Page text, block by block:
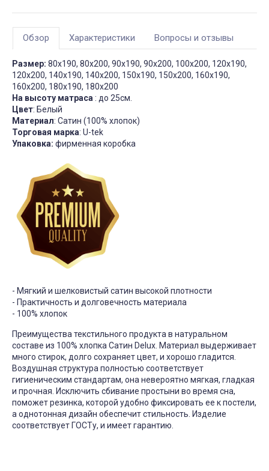
Обзор Характеристики Вопросы и отзывы
Размер: 80х190, 80х200, 90х190, 90х200, 100х200, 120х190,
120х200, 140х190, 140х200, 150х190, 150х200, 160х190,
160х200, 180х190, 180х200
На высоту матраса: до 25см.
Цвет: Белый
Материал: Сатин (100% хлопок)
Торговая марка: U-tek
Упаковка: фирменная коробка
- Мягкий и шелковистый сатин высокой плотности
- Практичность и долговечность материала
- 100% хлопок
Преимущества текстильного продукта в натуральном
составе из 100% хлопка Сатин Delux. Материал выдерживает
много стирок, долго сохраняет цвет, и хорошо гладится.
Воздушная структура полностью соответствует
гигиеническим стандартам, она невероятно мягкая, гладкая
и прочная. Исключить сбивание простыни во время сна,
поможет резинка, которой удобно фиксировать ее к постели,
а однотонная дизайн обеспечит стильность. Изделие
соответствует ГОСТу, и имеет гарантию.